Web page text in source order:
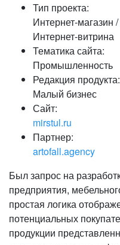
Тип проекта:
Интернет-
Интернет-витрина
Тематика сайта:
Промышленность
Редакция продукта:
Малый бизнес
Сайт:
mirstul.ru
Партнер:
artofall.agency
Был запрос на
предприятия,
простая логика
потенциальных
продукции